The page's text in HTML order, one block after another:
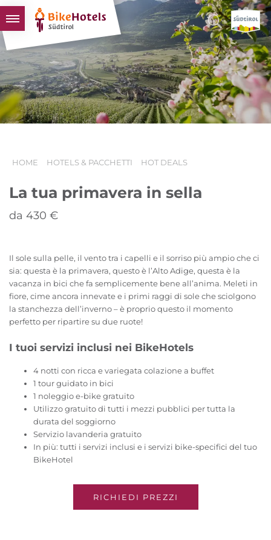
BIKEHOTELS
HOTELS & PACCHETTI
TOUR & TERRITORI
L'ALTO ADIGE & NOI
HOME HOTELS & PACCHETTI HOT DEALS
La tua primavera in sella
da 430 €
Il sole sulla pelle, il vento tra i capelli e il sorriso più ampio che ci
sia: questa è la primavera, questo è l’Alto Adige, questa è la
vacanza in bici che fa semplicemente bene all’anima. Meleti in
fiore, cime ancora innevate e i primi raggi di sole che sciolgono
la stanchezza dell’inverno – è proprio questo il momento
perfetto per ripartire su due ruote!
I tuoi servizi inclusi nei BikeHotels
4 notti con ricca e variegata colazione a buffet
1 tour guidato in bici
1 noleggio e-bike gratuito
Utilizzo gratuito di tutti i mezzi pubblici per tutta la
durata del soggiorno
Servizio lavanderia gratuito
In più: tutti i servizi inclusi e i servizi bike-specifici del tuo
BikeHotel
RICHIEDI PREZZI